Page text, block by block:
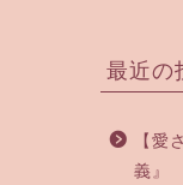
最近の
【愛
義』